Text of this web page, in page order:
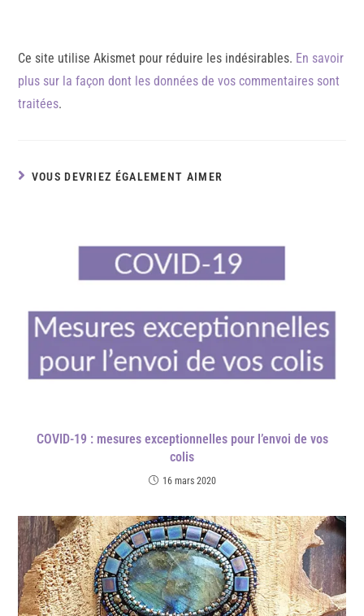
Ce site utilise Akismet pour réduire les indésirables. En savoir
plus sur la façon dont les données de vos commentaires sont
traitées.
VOUS DEVRIEZ ÉGALEMENT AIMER
COVID-19 : mesures exceptionnelles pour l’envoi de vos
colis
16 mars 2020